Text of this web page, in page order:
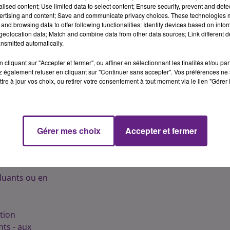
mieux "brass�es" notamment en C�te-d'Or, et la
lorsque les seuils d'informations sont
et jeunes enfants, personnes de plus de 65
insuffisants cardiaques ou respiratoires,
et les activit�s physiques � l'ext�rieur afin
tous responsables. Des gestes existent pourtant pour
ou en
- aux
content; Use limited data to select content; Ensure security, prevent and
and content; Save and communicate privacy choices. These technologies
browsing data to offer following functionalities: Identify devices based on
data; Match and combine data from other data sources; Link different
automatically.
cliquant sur "Accepter et fermer", ou affiner en sélectionnant les finalités et/ou
également refuser en cliquant sur "Continuer sans accepter". Vos préférences
à jour vos choix, ou retirer votre consentement à tout moment via le lien
Gérer mes choix Accepter et fermer